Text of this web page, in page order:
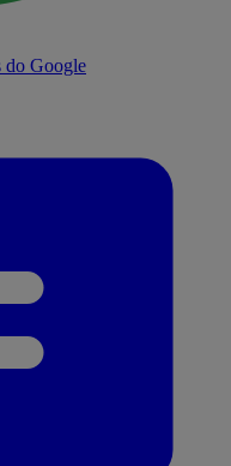
do Google